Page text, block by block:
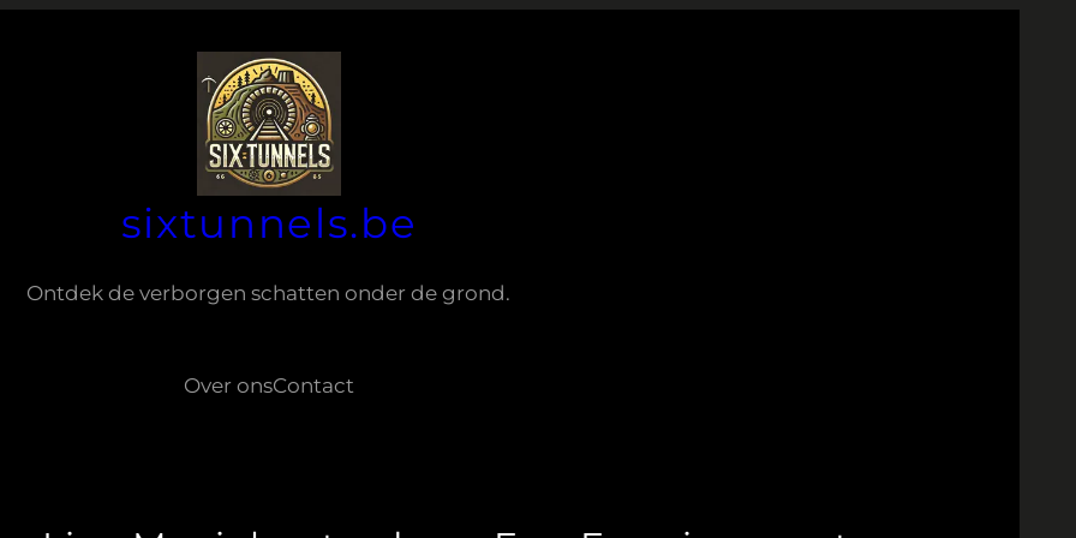
sixtunnels.be
Ontdek de verborgen schatten onder de grond.
Over onsContact